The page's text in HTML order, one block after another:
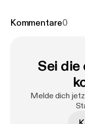
det uvisse som
livssyn, og leder
den chef, man
Kommentare0
Sei die
Melde dich